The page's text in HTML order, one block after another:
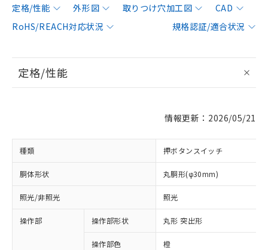
定格/性能 外形図 取りつけ穴加工図
CAD
RoHS/REACH対応状況
規格認証/適合状況
定格/性能
情報更新：2026/05/21
種類 押ボタンスイッチ
胴体形状 丸胴形(φ30mm)
照光/非照光 照光
操作部 操作部形状 丸形 突出形
操作部色 橙